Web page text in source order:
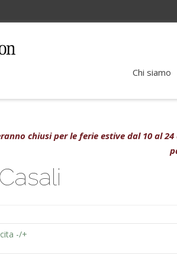
Chi siamo
chiusi per le ferie estive dal 10 al
-/+